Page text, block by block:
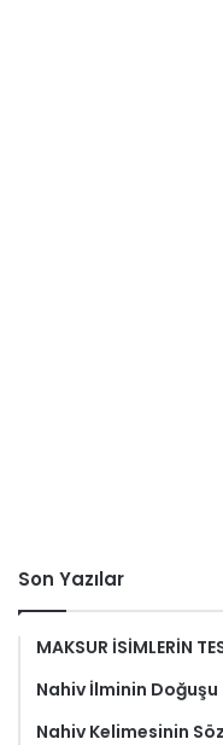
Son Yazılar
MAKSUR İSİMLERİN
Nahiv İlminin Doğuşu
Nahiv Kelimesinin